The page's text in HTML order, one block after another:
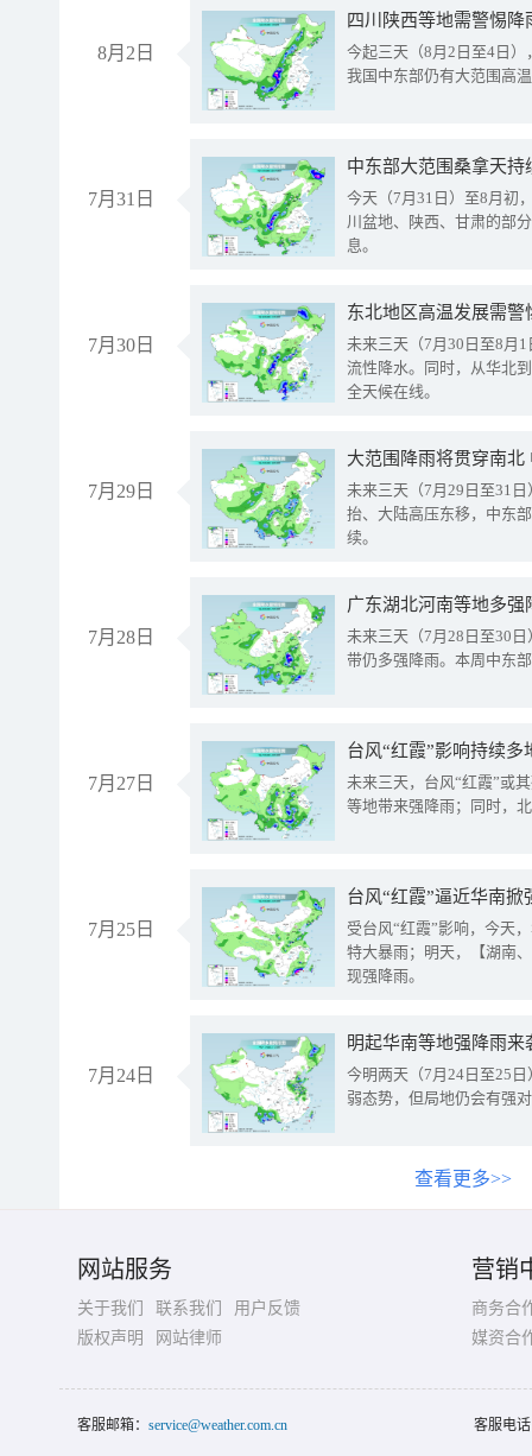
8月2日
今起三天（8月2日至4日
我国中东部仍有大范围高
7月31日
中东部大范围桑拿天
今天（7月31日）至8月初
川盆地、陕西、甘肃的部
息。
7月30日
东北地区高温发展需
未来三天（7月30日至8月
流性降水。同时，从华北
全天候在线。
7月29日
大范围降雨将贯穿南
未来三天（7月29日至31
抬、大陆高压东移，中东
续。
7月28日
广东湖北河南等地多
未来三天（7月28日至30
带仍多强降雨。本周中东
7月27日
台风“红霞”影响持续
未来三天，台风“红霞”或
等地带来强降雨；同时，
7月25日
台风“红霞”逼近华南
受台风“红霞”影响，今天
特大暴雨；明天，【湖南
现强降雨。
7月24日
明起华南等地强降雨
今明两天（7月24日至25
弱态势，但局地仍会有强
查看更多>>
网站服务
关于我们 联系我们
用户反馈
版权声明
网站律师
营销
商务合
媒资合
客服邮箱： service@weather.com.cn 客服电